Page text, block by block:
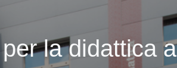
la didattica a